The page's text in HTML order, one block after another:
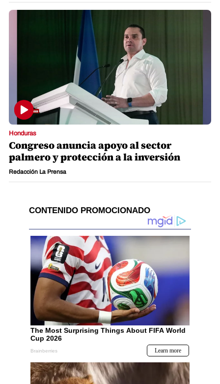
Honduras
Congreso anuncia apoyo al sector
palmero y protección a la inversión
Redacción La Prensa